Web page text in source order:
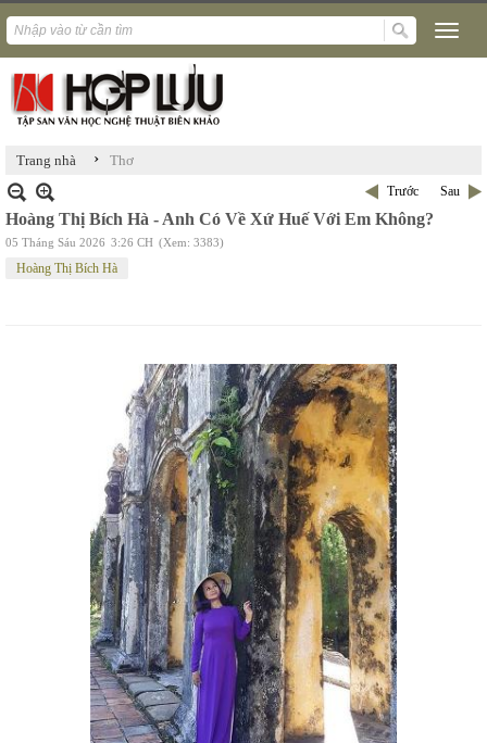
Trang nhà › Thơ
Trước Sau
Hoàng Thị Bích Hà - Anh Có Về Xứ Huế Với Em Không?
05 Tháng Sáu 2026 3:26 CH (Xem: 3383)
Hoàng Thị Bích Hà